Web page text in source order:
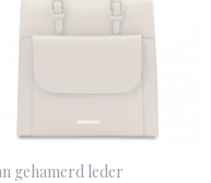
gehamerd leder